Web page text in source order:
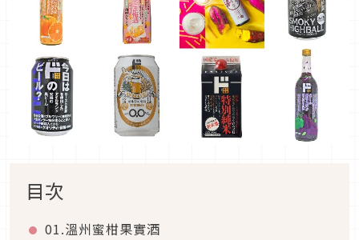
目次
01.溫州蜜柑果實酒